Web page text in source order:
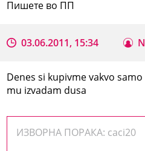
Пишете во ПП
03.06.2011, 15:34
Denes si kupivme vakvo
mu izvadam dusa
ИЗВОРНА ПОРАКА: caci20